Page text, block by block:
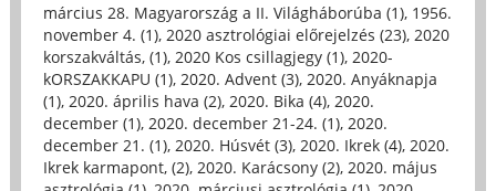
március 28. Magyarország a II. Világháborúba (1), 1956.
november 4. (1), 2020 asztrológiai előrejelzés (23), 2020
korszakváltás, (1), 2020 Kos csillagjegy (1), 2020-
kORSZAKKAPU (1), 2020. Advent (3), 2020. Anyáknapja
(1), 2020. április hava (2), 2020. Bika (4), 2020.
december (1), 2020. december 21-24. (1), 2020.
december 21. (1), 2020. Húsvét (3), 2020. Ikrek (4), 2020.
Ikrek karmapont, (2), 2020. Karácsony (2), 2020. május